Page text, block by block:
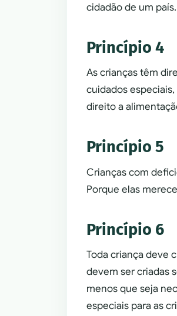
cidadão de um país.
Princípio 4
As crianças têm
cuidados
direito a
Princípio 5
Crianças com
Porque elas
Princípio 6
Toda criança deve
devem ser criadas
menos que seja
especiais para as